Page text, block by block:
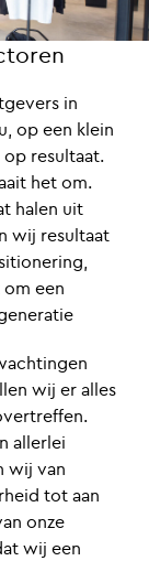
in
op een klein
resultaat.
het om.
halen uit
wij resultaat
een
wij er alles
allerlei
wij van
tot aan
onze
wij een